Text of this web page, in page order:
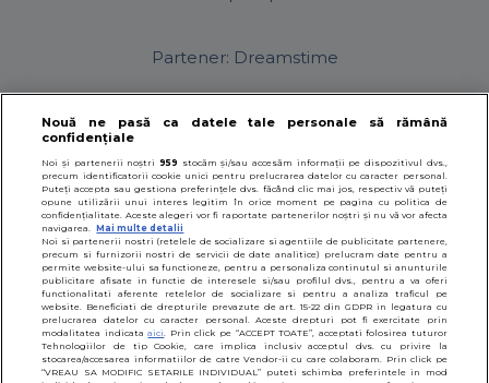
Partener: Dreamstime
© 2026SfatulParintilor.ro
Nouă ne pasă ca datele tale personale să rămână
confidențiale
Noi și partenerii noștri959 stocăm și/sau accesăm informații pe dispozitivul dvs.,
precum identificatorii cookie unici pentru prelucrarea datelor cu caracter personal.
Puteți accepta sau gestiona preferințele dvs. făcând clic mai jos, respectiv vă puteți
opune utilizării unui interes legitim în orice moment pe pagina cu politica de
confidențialitate. Aceste alegeri vor fi raportate partenerilor noștri și nu vă vor afecta
navigarea. Mai multe detalii
Noi si partenerii nostri (retelele de socializare si agentiile de publicitate partenere,
precum si furnizorii nostri de servicii de date analitice) prelucram date pentru a
permite website-ului sa functioneze, pentru a personaliza continutul si anunturile
publicitare afisate in functie de interesele si/sau profilul dvs., pentru a va oferi
functionalitati aferente retelelor de socializare si pentru a analiza traficul pe
website. Beneficiati de drepturile prevazute de art. 15-22 din GDPR in legatura cu
prelucrarea datelor cu caracter personal. Aceste drepturi pot fi exercitate prin
modalitatea indicataaici. Prin click pe “ACCEPT TOATE”, acceptati folosirea tuturor
Tehnologiilor de tip Cookie, care implica inclusiv acceptul dvs. cu privire la
stocarea/accesarea informatiilor de catre Vendor-ii cu care colaboram. Prin click pe
“VREAU SA MODIFIC SETARILE INDIVIDUAL” puteti schimba preferintele in mod